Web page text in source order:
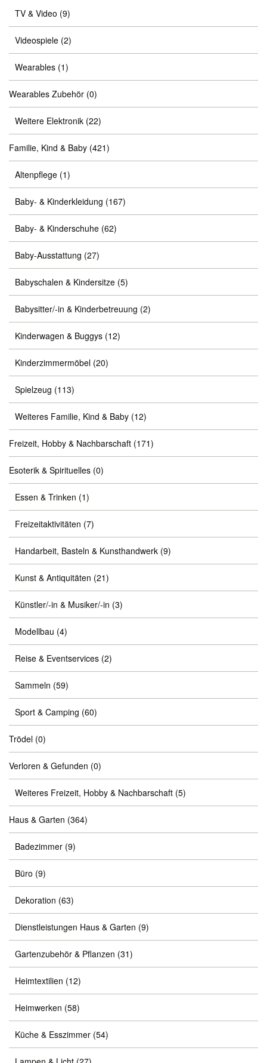
TV & Video (9)
Videospiele (2)
Wearables (1)
Wearables Zubehör (0)
Weitere Elektronik (22)
Familie, Kind & Baby (421)
Altenpflege (1)
Baby- & Kinderkleidung (167)
Baby- & Kinderschuhe (62)
Baby-Ausstattung (27)
Babyschalen & Kindersitze (5)
Babysitter/-in & Kinderbetreuung (2)
Kinderwagen & Buggys (12)
Kinderzimmermöbel (20)
Spielzeug (113)
Weiteres Familie, Kind & Baby (12)
Freizeit, Hobby & Nachbarschaft (171)
Esoterik & Spirituelles (0)
Essen & Trinken (1)
Freizeitaktivitäten (7)
Handarbeit, Basteln & Kunsthandwerk (9)
Kunst & Antiquitäten (21)
Künstler/-in & Musiker/-in (3)
Modellbau (4)
Reise & Eventservices (2)
Sammeln (59)
Sport & Camping (60)
Trödel (0)
Verloren & Gefunden (0)
Weiteres Freizeit, Hobby & Nachbarschaft (5)
Haus & Garten (364)
Badezimmer (9)
Büro (9)
Dekoration (63)
Dienstleistungen Haus & Garten (9)
Gartenzubehör & Pflanzen (31)
Heimtextilien (12)
Heimwerken (58)
Küche & Esszimmer (54)